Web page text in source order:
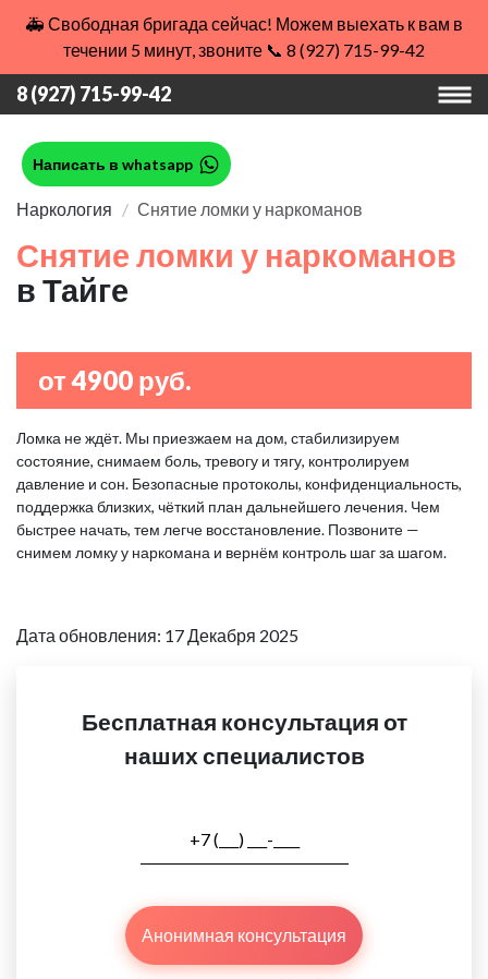
🚑 Свободная бригада сейчас! Можем выехать к вам в
течении 5 минут, звоните 📞 8 (927) 715-99-42
8 (927) 715-99-42
Написать в whatsapp
Наркология Снятие ломки у наркоманов
Снятие ломки у наркоманов
в Тайге
от 4900 руб.
Ломка не ждёт. Мы приезжаем на дом, стабилизируем
состояние, снимаем боль, тревогу и тягу, контролируем
давление и сон. Безопасные протоколы, конфиденциальность,
поддержка близких, чёткий план дальнейшего лечения. Чем
быстрее начать, тем легче восстановление. Позвоните —
снимем ломку у наркомана и вернём контроль шаг за шагом.
Дата обновления: 17 Декабря 2025
Бесплатная консультация от
наших специалистов
Анонимная консультация